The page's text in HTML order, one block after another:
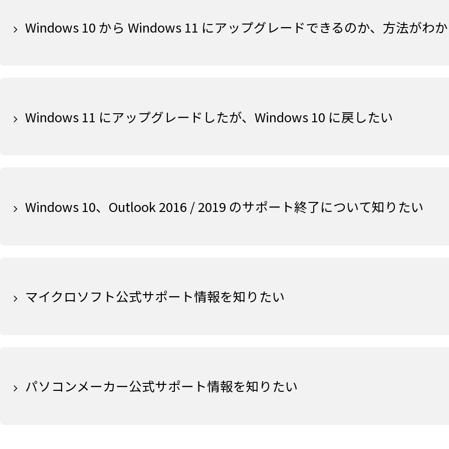
Windows 10 から Windows 11 にアップグレードできるのか、方法がわ
Windows 11 にアップグレードしたが、Windows 10 に戻したい
Windows 10、Outlook 2016 / 2019 のサポート終了について知りたい
マイクロソフト公式サポート情報を知りたい
パソコンメーカー公式サポート情報を知りたい